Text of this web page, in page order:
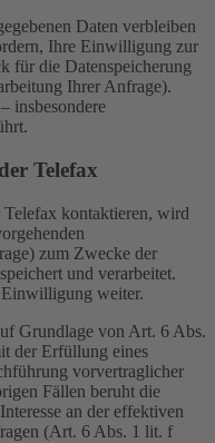
Daten verbleiben
Ihre Einwilligung zur
für die Datenspeicherung
Ihrer Anfrage).
insbesondere
Telefax
kontaktieren, wird
zum Zwecke der
und verarbeitet.
weiter.
Grundlage von Art. 6 Abs.
der Erfüllung eines
vorvertraglicher
Fällen beruht die
an der effektiven
(Art. 6 Abs. 1 lit. f